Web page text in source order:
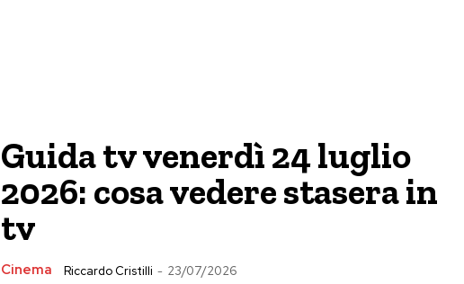
Guida tv venerdì 24 luglio
2026: cosa vedere stasera in
tv
Cinema Riccardo Cristilli - 23/07/2026